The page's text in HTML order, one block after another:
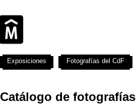
Catálogo de fotografías
Exposiciones Fotografías del CdF